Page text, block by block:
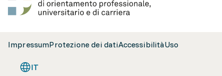
ImpressumProtezione dei datiAccessibilitàUso
IT